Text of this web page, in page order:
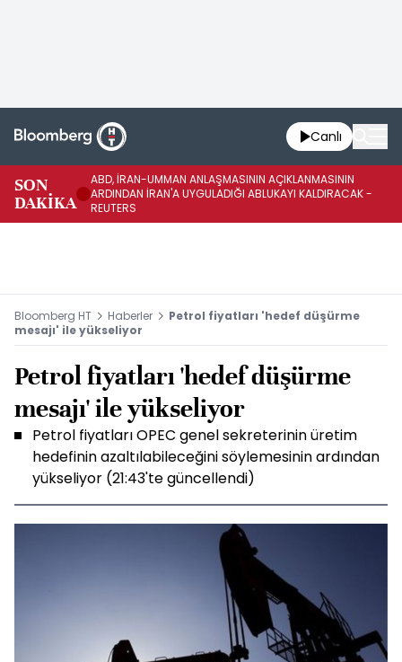
Canlı
SON
DAKİKA
ABD, İRAN-UMMAN ANLAŞMASININ AÇIKLANMASININ
ARDINDAN İRAN'A UYGULADIĞI ABLUKAYI KALDIRACAK -
REUTERS
Bloomberg HT Haberler
Petrol fiyatları 'hedef düşürme
mesajı' ile yükseliyor
Petrol fiyatları 'hedef düşürme
mesajı' ile yükseliyor
Petrol fiyatları OPEC genel sekreterinin üretim
hedefinin azaltılabileceğini söylemesinin ardından
yükseliyor (21:43'te güncellendi)